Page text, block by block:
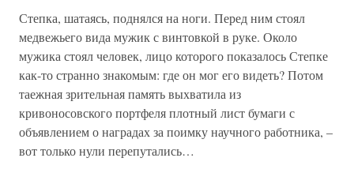
Степка, шатаясь, поднялся на ноги. Перед ним стоял
медвежьего вида мужик с винтовкой в руке. Около
мужика стоял человек, лицо которого показалось Степке
как-то странно знакомым: где он мог его видеть? Потом
таежная зрительная память выхватила из
кривоносовского портфеля плотный лист бумаги с
объявлением о наградах за поимку научного работника, –
вот только нули перепутались…